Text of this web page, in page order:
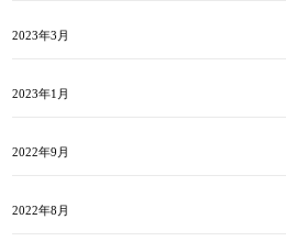
2023年3月
2023年1月
2022年9月
2022年8月